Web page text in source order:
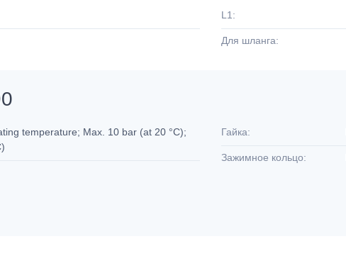
L1:
Для шланга:
temperature; Max. 10 bar (at 20 °C);
Гайка:
Зажимное кольцо: